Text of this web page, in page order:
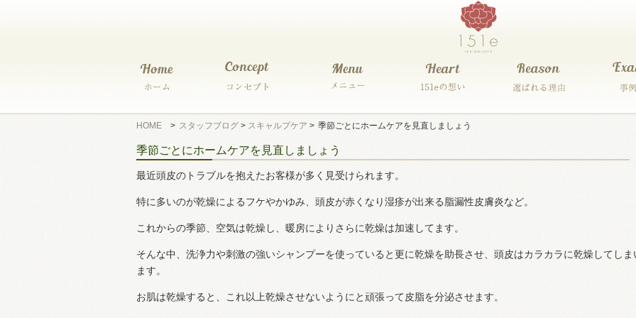
HOME > スタッフブログ > スキャルプケア > 季節ごとにホームケアを見直しましょう
季節ごとにホームケアを見直しましょう
最近頭皮のトラブルを抱えたお客様が多く見受けられます。
特に多いのが乾燥によるフケやかゆみ、頭皮が赤くなり湿疹が出来る脂漏性皮膚炎など。
これからの季節、空気は乾燥し、暖房によりさらに乾燥は加速してます。
そんな中、洗浄力や刺激の強いシャンプーを使っていると更に乾燥を助長させ、頭皮はカラカラに乾燥してしま
ます。
お肌は乾燥すると、これ以上乾燥させないようにと頑張って皮脂を分泌させます。